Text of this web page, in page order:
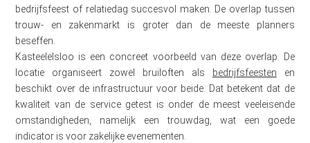
bedrijfsfeest of relatiedag succesvol maken. De overlap tussen
trouw- en zakenmarkt is groter dan de meeste planners
beseffen.
Kasteelelsloo is een concreet voorbeeld van deze overlap. De
locatie organiseert zowel bruiloften als bedrijfsfeesten en
beschikt over de infrastructuur voor beide. Dat betekent dat de
kwaliteit van de service getest is onder de meest veeleisende
omstandigheden, namelijk een trouwdag, wat een goede
indicator is voor zakelijke evenementen.